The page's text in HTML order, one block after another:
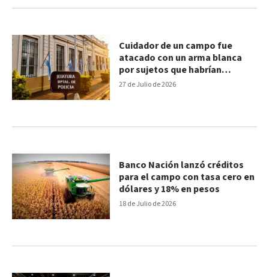
27 de Julio de 2026
Cuidador de un campo fue
atacado con un arma blanca
por sujetos que habrían
querido robar
18 de Julio de 2026
Banco Nación lanzó créditos
para el campo con tasa cero en
dólares y 18% en pesos